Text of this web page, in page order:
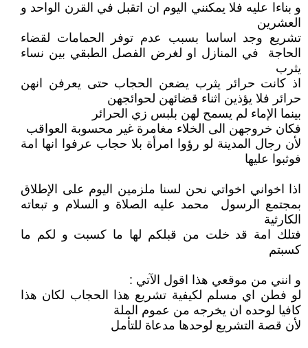
و بناءا عليه فلا يمكنني اليوم ان اتقبل في القرن الواحد و
العشرين
تشريع وجد اساسا بسبب عدم توفر الحمامات لقضاء
الحاجة في المنازل او لغرض الفصل الطبقي بين نساء
يثرب
اذ كانت حرائر يثرب يضعن الحجاب حتى يعرفن انهن
حرائر فلا يؤذين اثناء قضائهن لحوائجهن
بينما الإماء لم يسمح لهن بلبس زي الحرائر
فكان خروجهن الى الخلاء مغامرة غير محسوبة العواقب
لأن رجال المدينة لو رؤوا امرأة بلا حجاب عرفوا انها امة
فوثبوا عليها
اذا اخواني اخواتي نحن لسنا ملزمين اليوم على الإطلاق
بمجتمع الرسول محمد عليه الصلاة و السلام و تبعاته
الكارثية
فتلك امة قد خلت من قبلكم لها ما كسبت و لكم ما
كسبتم
و انني من موقعي هذا اقول الآتي :
لو فطن اي مسلم لكيفية تشريع هذا الحجاب لكان هذا
كافيا لوحده ان يخرجه من عموم الملة
لأن قصة التشريع لوحدها مدعاة للتأمل